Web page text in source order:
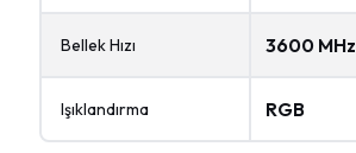
Bellek Hızı 3600 MHz
Işıklandırma RGB